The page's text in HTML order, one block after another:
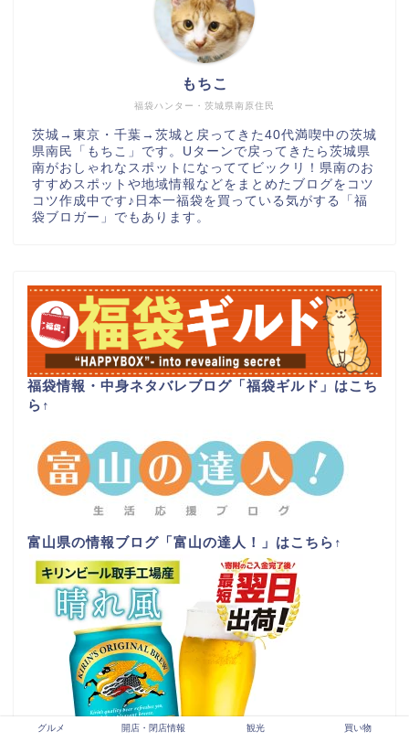
福袋ハンター・茨城県南原住民
もちこ
茨城→東京・千葉→茨城と戻ってきた40代満喫中の茨城
県南民「もちこ」です。Uターンで戻ってきたら茨城県
南がおしゃれなスポットになっててビックリ！県南のお
すすめスポットや地域情報などをまとめたブログをコツ
コツ作成中です♪日本一福袋を買っている気がする「福
袋ブロガー」でもあります。
福袋情報・中身ネタバレブログ「福袋ギルド」はこち
ら ↑
富山県の情報ブログ「富山の達人！」はこちら ↑
グルメ 開店・閉店情報 観光 買い物